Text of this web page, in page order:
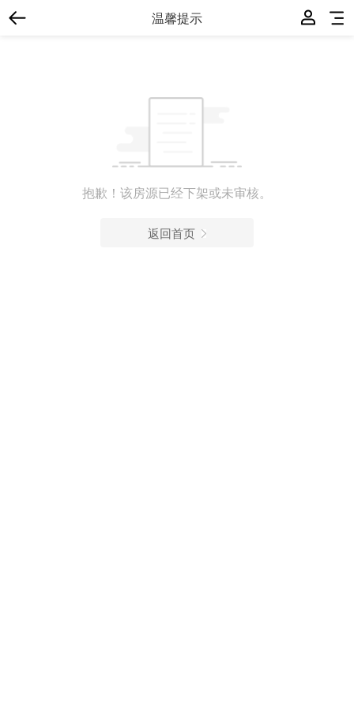
温馨提示
抱歉！该房源已经下架或未审核。
返回首页